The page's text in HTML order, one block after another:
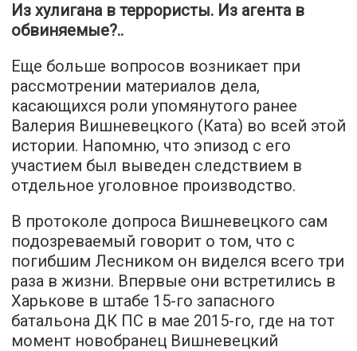
Из хулигана в террористы. Из агента в
обвиняемые?..
Еще больше вопросов возникает при
рассмотрении материалов дела,
касающихся роли упомянутого ранее
Валерия Вишневецкого (Ката) во всей этой
истории. Напомню, что эпизод с его
участием был выведен следствием в
отдельное уголовное производство.
В протоколе допроса Вишневецкого сам
подозреваемый говорит о том, что с
погибшим Лесником он виделся всего три
раза в жизни. Впервые они встретились в
Харькове в штабе 15-го запасного
батальона ДК ПС в мае 2015-го, где на тот
момент новобранец Вишневецкий